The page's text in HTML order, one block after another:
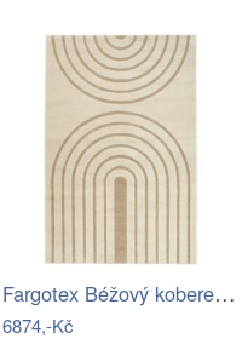
Fargotex Béžový koberec Serra 200 x 290…
6874,-Kč